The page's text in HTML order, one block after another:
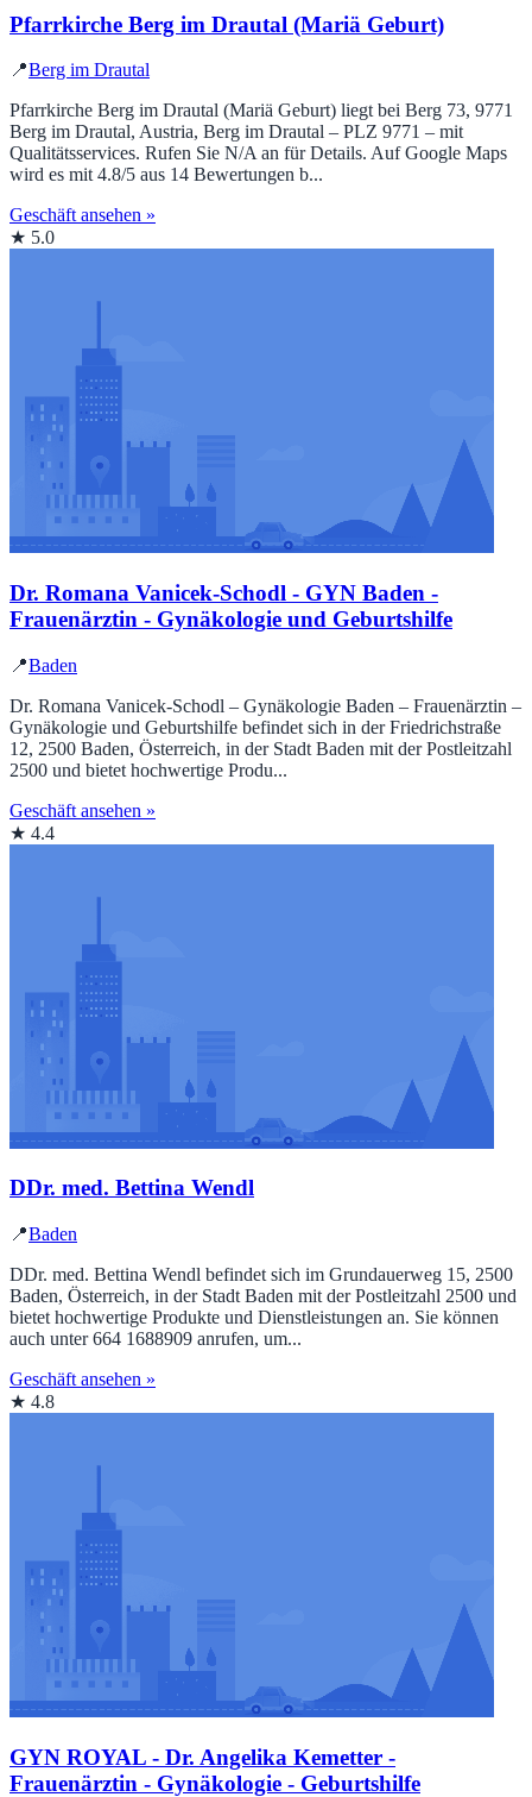
Pfarrkirche Berg im Drautal (Mariä Geburt)
📍Berg im Drautal
Pfarrkirche Berg im Drautal (Mariä Geburt) liegt bei Berg 73, 9771
Berg im Drautal, Austria, Berg im Drautal – PLZ 9771 – mit
Qualitätsservices. Rufen Sie N/A an für Details. Auf Google Maps
wird es mit 4.8/5 aus 14 Bewertungen b...
Geschäft ansehen »
★ 5.0
Dr. Romana Vanicek-Schodl - GYN Baden -
Frauenärztin - Gynäkologie und Geburtshilfe
📍Baden
Dr. Romana Vanicek-Schodl – Gynäkologie Baden – Frauenärztin –
Gynäkologie und Geburtshilfe befindet sich in der Friedrichstraße
12, 2500 Baden, Österreich, in der Stadt Baden mit der Postleitzahl
2500 und bietet hochwertige Produ...
Geschäft ansehen »
★ 4.4
DDr. med. Bettina Wendl
📍Baden
DDr. med. Bettina Wendl befindet sich im Grundauerweg 15, 2500
Baden, Österreich, in der Stadt Baden mit der Postleitzahl 2500 und
bietet hochwertige Produkte und Dienstleistungen an. Sie können
auch unter 664 1688909 anrufen, um...
Geschäft ansehen »
★ 4.8
GYN ROYAL - Dr. Angelika Kemetter -
Frauenärztin - Gynäkologie - Geburtshilfe